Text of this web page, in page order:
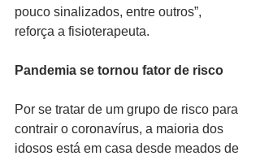
pouco sinalizados, entre outros”,
reforça a fisioterapeuta.
Pandemia se tornou fator de risco
Por se tratar de um grupo de risco para
contrair o coronavírus, a maioria dos
idosos está em casa desde meados de